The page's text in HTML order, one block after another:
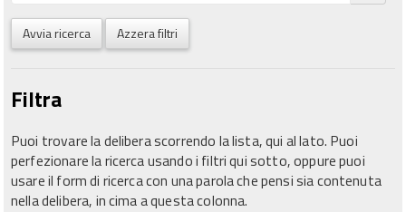
Avvia ricerca Azzera filtri
Filtra
Puoi trovare la delibera scorrendo la lista, qui al lato. Puoi
perfezionare la ricerca usando i filtri qui sotto, oppure puoi
usare il form di ricerca con una parola che pensi sia contenuta
nella delibera, in cima a questa colonna.